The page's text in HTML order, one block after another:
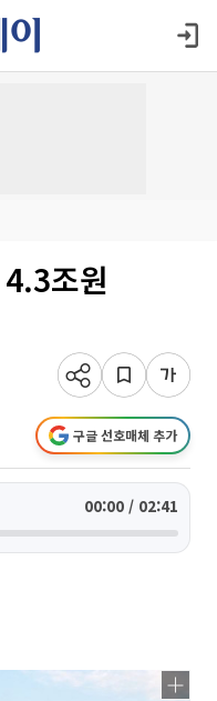
조원
구글 선호매체 추가
00:00 / 02:41